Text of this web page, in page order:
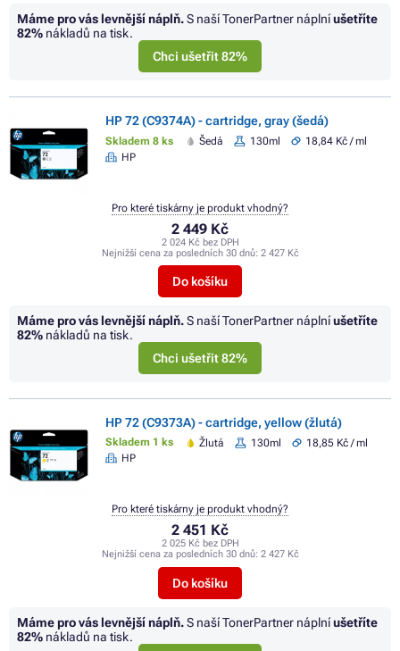
Máme pro vás levnější náplň.S naší TonerPartner náplníušetříte
82% nákladů na tisk.
Chci ušetřit 82%
HP 72 (C9374A) - cartridge, gray (šedá)
Skladem 8 ks Šedá 130ml
18,84 Kč / ml
HP
2 449 Kč
2 024 Kč bez DPH
Nejnižší cena za posledních 30 dnů: 2 427 Kč
Do košíku
Pro které tiskárny je produkt vhodný?
Máme pro vás levnější náplň.S naší TonerPartner náplníušetříte
82% nákladů na tisk.
Chci ušetřit 82%
HP 72 (C9373A) - cartridge, yellow (žlutá)
Skladem 1 ks Žlutá 130ml
18,85 Kč / ml
HP
2 451 Kč
2 025 Kč bez DPH
Nejnižší cena za posledních 30 dnů: 2 427 Kč
Do košíku
Pro které tiskárny je produkt vhodný?
Máme pro vás levnější náplň.S naší TonerPartner náplníušetříte
82% nákladů na tisk.